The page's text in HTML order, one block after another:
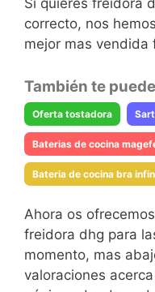
Si quieres freidora
correcto, nos
mejor mas vendida
También te
Oferta tostadora
Baterias de cocina
Bateria de cocina bra
Ahora os
freidora dhg para
momento, mas
valoraciones